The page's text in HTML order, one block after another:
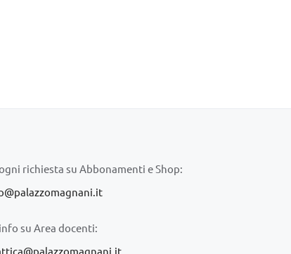
richiesta su Abbonamenti e Shop:
su Area docenti: